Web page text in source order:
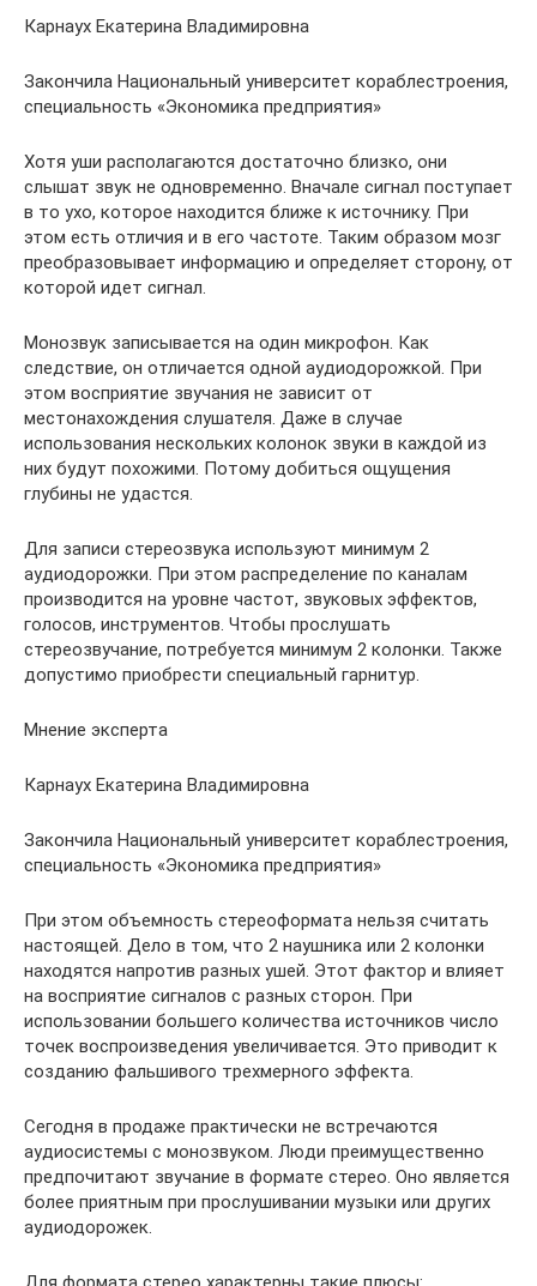
Карнаух Екатерина Владимировна
Закончила Национальный университет кораблестроения,
специальность «Экономика предприятия»
Хотя уши располагаются достаточно близко, они
слышат звук не одновременно. Вначале сигнал поступает
в то ухо, которое находится ближе к источнику. При
этом есть отличия и в его частоте. Таким образом мозг
преобразовывает информацию и определяет сторону, от
которой идет сигнал.
Монозвук записывается на один микрофон. Как
следствие, он отличается одной аудиодорожкой. При
этом восприятие звучания не зависит от
местонахождения слушателя. Даже в случае
использования нескольких колонок звуки в каждой из
них будут похожими. Потому добиться ощущения
глубины не удастся.
Для записи стереозвука используют минимум 2
аудиодорожки. При этом распределение по каналам
производится на уровне частот, звуковых эффектов,
голосов, инструментов. Чтобы прослушать
стереозвучание, потребуется минимум 2 колонки. Также
допустимо приобрести специальный гарнитур.
Мнение эксперта
Карнаух Екатерина Владимировна
Закончила Национальный университет кораблестроения,
специальность «Экономика предприятия»
При этом объемность стереоформата нельзя считать
настоящей. Дело в том, что 2 наушника или 2 колонки
находятся напротив разных ушей. Этот фактор и влияет
на восприятие сигналов с разных сторон. При
использовании большего количества источников число
точек воспроизведения увеличивается. Это приводит к
созданию фальшивого трехмерного эффекта.
Сегодня в продаже практически не встречаются
аудиосистемы с монозвуком. Люди преимущественно
предпочитают звучание в формате стерео. Оно является
более приятным при прослушивании музыки или других
аудиодорожек.